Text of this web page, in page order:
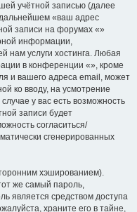
учётной записью (далее
«ваш адрес
записи на форумах «»
информации,
нам услуги хостинга. Любая
в конференции «», кроме
и вашего адреса email, может
ко вводу, на усмотрение
у вас есть возможность
записи будет
согласиться/
сгенерированных
хэшированием).
же самый пароль,
является средством доступа
храните его в тайне,